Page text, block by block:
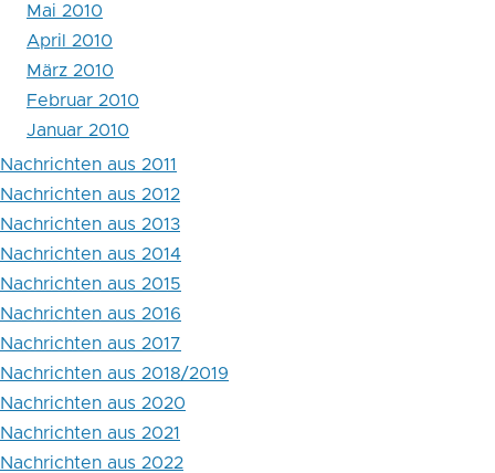
Mai 2010
April 2010
März 2010
Februar 2010
Januar 2010
Nachrichten aus 2011
Nachrichten aus 2012
Nachrichten aus 2013
Nachrichten aus 2014
Nachrichten aus 2015
Nachrichten aus 2016
Nachrichten aus 2017
Nachrichten aus 2018/2019
Nachrichten aus 2020
Nachrichten aus 2021
Nachrichten aus 2022